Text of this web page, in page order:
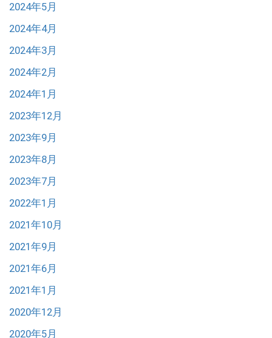
2024年5月
2024年4月
2024年3月
2024年2月
2024年1月
2023年12月
2023年9月
2023年8月
2023年7月
2022年1月
2021年10月
2021年9月
2021年6月
2021年1月
2020年12月
2020年5月